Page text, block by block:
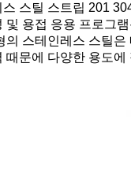
스틸 스트립 201
및 용접 응용 프로그
의 스테인레스 스틸
때문에 다양한 용도에